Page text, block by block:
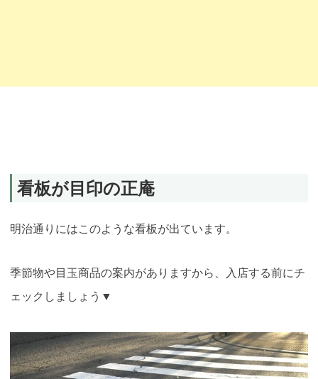
看板が目印の正庵
明治通りにはこのような看板が出ています。
季節物や目玉商品の案内がありますから、入店する前にチ
ェックしましょう▼